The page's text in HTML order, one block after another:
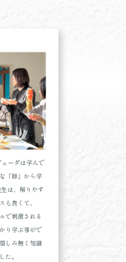
ーダは学んで
「師」から学
は、解りやす
も良くて、
で刺激される
り学ぶ事がで
しみ無く知識
た。